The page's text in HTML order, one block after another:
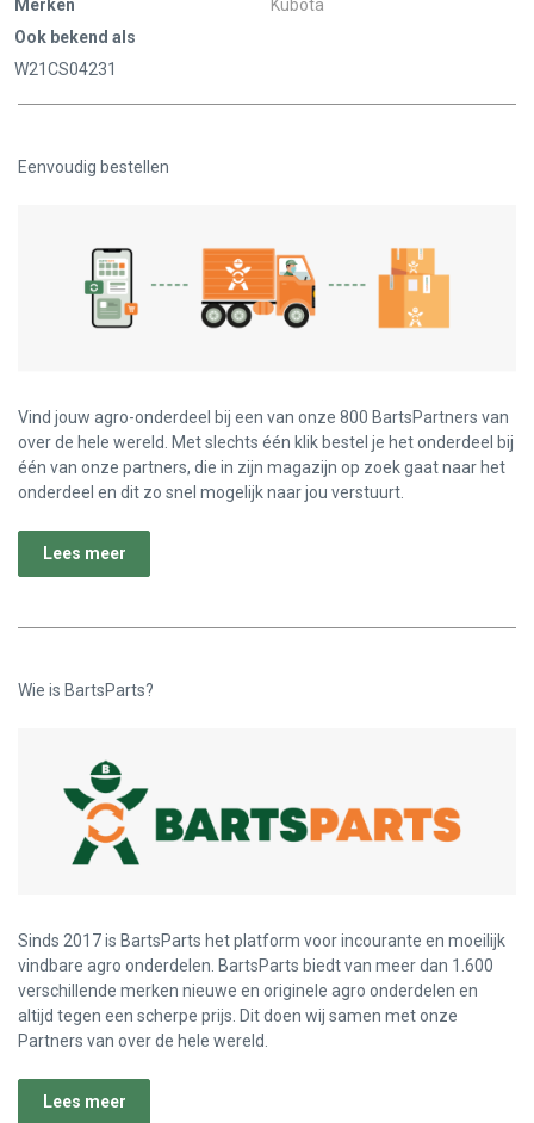
Merken
Kubota
Ook bekend als
W21CS04231
Eenvoudig bestellen
Vind jouw agro-onderdeel bij een van onze 800 BartsPartners van
over de hele wereld. Met slechts één klik bestel je het onderdeel bij
één van onze partners, die in zijn magazijn op zoek gaat naar het
onderdeel en dit zo snel mogelijk naar jou verstuurt.
Lees meer
Wie is BartsParts?
Sinds 2017 is BartsParts het platform voor incourante en moeilijk
vindbare agro onderdelen. BartsParts biedt van meer dan 1.600
verschillende merken nieuwe en originele agro onderdelen en
altijd tegen een scherpe prijs. Dit doen wij samen met onze
Partners van over de hele wereld.
Lees meer